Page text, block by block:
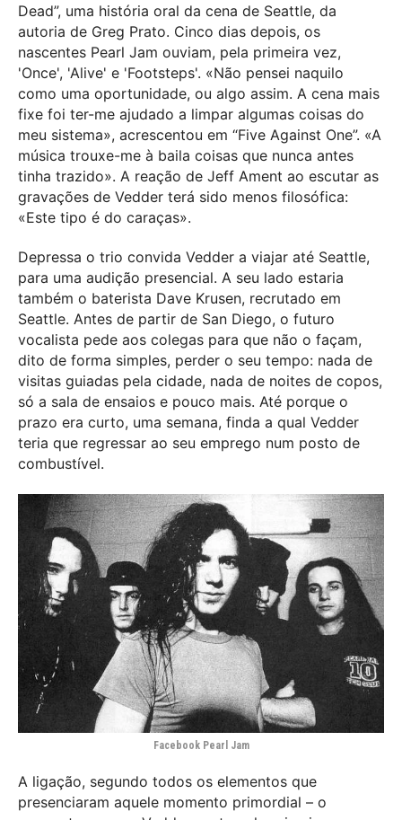
Dead”, uma história oral da cena de Seattle, da
autoria de Greg Prato. Cinco dias depois, os
nascentes Pearl Jam ouviam, pela primeira vez,
'Once', 'Alive' e 'Footsteps'. «Não pensei naquilo
como uma oportunidade, ou algo assim. A cena mais
fixe foi ter-me ajudado a limpar algumas coisas do
meu sistema», acrescentou em “Five Against One”. «A
música trouxe-me à baila coisas que nunca antes
tinha trazido». A reação de Jeff Ament ao escutar as
gravações de Vedder terá sido menos filosófica:
«Este tipo é do caraças».
Depressa o trio convida Vedder a viajar até Seattle,
para uma audição presencial. A seu lado estaria
também o baterista Dave Krusen, recrutado em
Seattle. Antes de partir de San Diego, o futuro
vocalista pede aos colegas para que não o façam,
dito de forma simples, perder o seu tempo: nada de
visitas guiadas pela cidade, nada de noites de copos,
só a sala de ensaios e pouco mais. Até porque o
prazo era curto, uma semana, finda a qual Vedder
teria que regressar ao seu emprego num posto de
combustível.
Facebook Pearl Jam
A ligação, segundo todos os elementos que
presenciaram aquele momento primordial – o